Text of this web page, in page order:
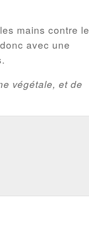
mains contre le
avec une
végétale, et de